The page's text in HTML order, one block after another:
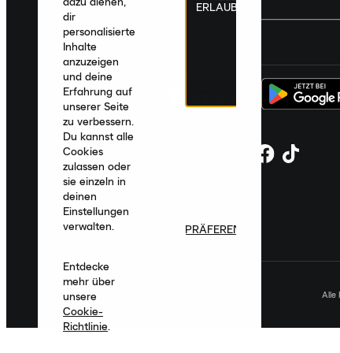
Alle
dir
personalisierte
Inhalte
anzuzeigen
und deine
Erfahrung auf
unserer Seite
zu verbessern.
Du kannst alle
Cookies
zulassen oder
sie einzeln in
deinen
Einstellungen
verwalten.
Entdecke
mehr über
unsere
Cookie-
Richtlinie.
ERLAUBEN
PRÄFERENZEN